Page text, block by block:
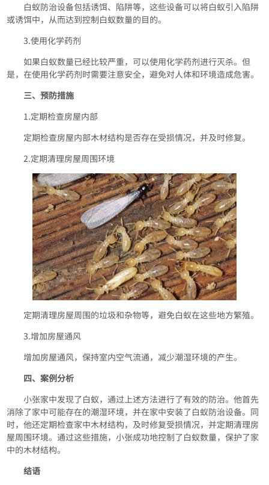
白蚁防治设备包括诱饵、陷阱等，这些设备可以将白蚁引入陷阱
或诱饵中，从而达到控制白蚁数量的目的。
3.使用化学药剂
如果白蚁数量已经比较严重，可以使用化学药剂进行灭杀。但
是，在使用化学药剂时需要注意安全，避免对人体和环境造成危害。
三、预防措施
1.定期检查房屋内部
定期检查房屋内部木材结构是否存在受损情况，并及时修复。
2.定期清理房屋周围环境
定期清理房屋周围的垃圾和杂物等，避免白蚁在这些地方繁殖。
3.增加房屋通风
增加房屋通风，保持室内空气流通，减少潮湿环境的产生。
四、案例分析
小张家中发现了白蚁，通过上述方法进行了有效的防治。他首先
消除了家中可能存在的潮湿环境，并在家中安装了白蚁防治设备。同
时，他还定期检查家中木材结构，及时修复受损情况，并定期清理房
屋周围环境。通过这些措施，小张成功地控制了白蚁数量，保护了家
中的木材结构。
结语